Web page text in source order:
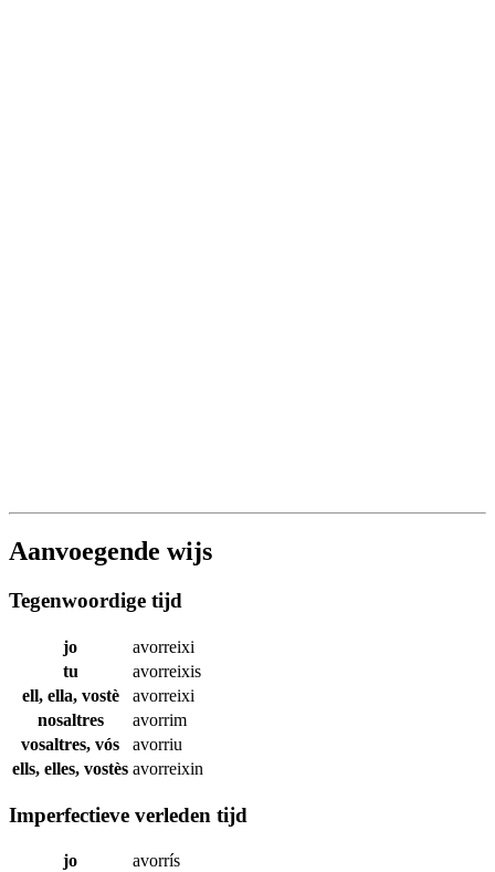
Aanvoegende wijs
Tegenwoordige tijd
jo
avorreixi
tu
avorreixis
ell, ella, vostè
avorreixi
nosaltres
avorrim
vosaltres, vós
avorriu
ells, elles, vostès avorreixin
Imperfectieve verleden tijd
jo
avorrís